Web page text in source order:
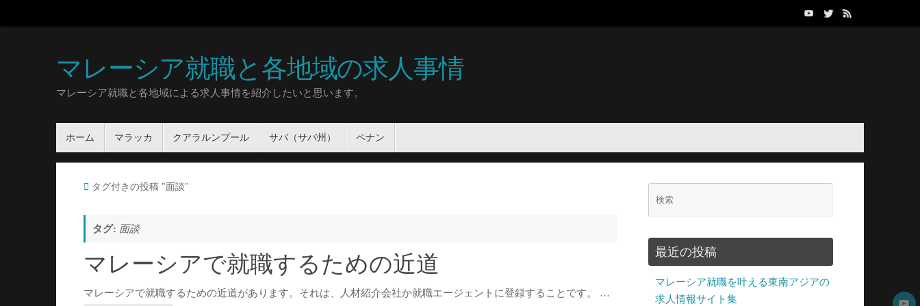
マレーシア就職と各地域の求人事情
マレーシア就職と各地域による求人事情を紹介したいと思います。
ホーム マラッカ クアラルンプール サバ（サバ州） ペナン
タグ付きの投稿 "面談"
タグ: 面談
マレーシアで就職するための近道
マレーシアで就職するための近道があります。それは、人材紹介会社か就職エージェントに登録することです。 …
最近の投稿
マレーシア就職を叶える東南アジアの
求人情報サイト集